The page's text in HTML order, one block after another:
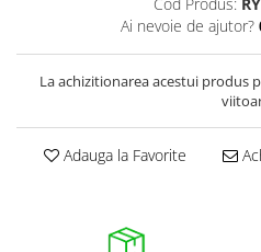
Ai nevoie de ajutor?
La achizitionarea acestui produs
Adauga la Favorite